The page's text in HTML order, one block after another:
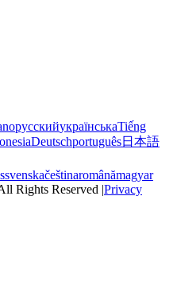
русскийукраїнськаTiếng
Deutschportuguês日本語
svenskačeštinaromânămagyar
Rights Reserved |Privacy